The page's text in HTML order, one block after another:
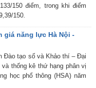
150 điểm, trong khi điểm
150.
giá năng lực Hà Nội -
Đào tạo số và Khảo thí – Đại
thống kê thứ hạng phân vị
học phổ thông (HSA) năm